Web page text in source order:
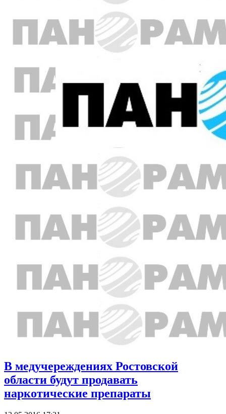
В медучереждениях Ростовской
области будут продавать
наркотические препараты